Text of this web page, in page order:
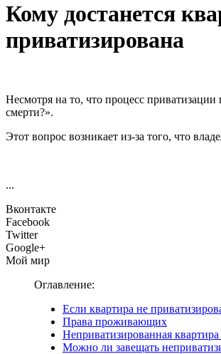
Кому достанется
приватизирована
Несмотря на то, что процесс приватизации
смерти?».
Этот вопрос возникает из-за того, что
...
Вконтакте
Facebook
Twitter
Google+
Мой мир
Оглавление:
Если квартира не
Права проживающих
Неприватизированная
Можно ли завещать